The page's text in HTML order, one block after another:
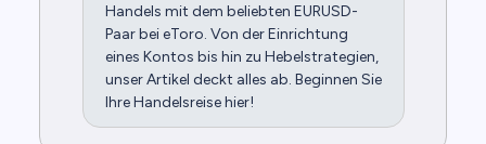
Handels mit dem beliebten EURUSD-
Paar bei eToro. Von der Einrichtung
eines Kontos bis hin zu Hebelstrategien,
unser Artikel deckt alles ab. Beginnen Sie
Ihre Handelsreise hier!